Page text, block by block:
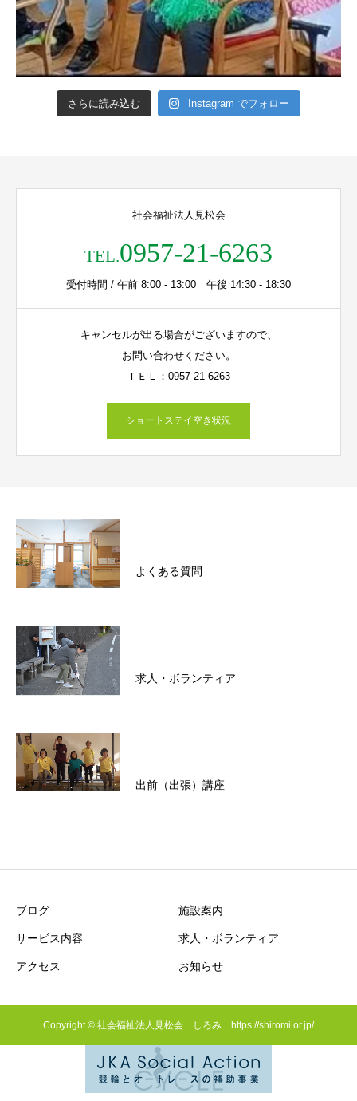
さらに読み込む Instagram でフォロー
社会福祉法人見松会
TEL.0957-21-6263
受付時間 / 午前 8:00 - 13:00 午後 14:30 - 18:30
キャンセルが出る場合がございますので、
お問い合わせください。
ＴＥＬ：0957-21-6263
ショートステイ空き状況
よくある質問
求人・ボランティア
出前（出張）講座
ブログ 施設案内
サービス内容 求人・ボランティア
アクセス お知らせ
Copyright © 社会福祉法人見松会 しろみ https://shiromi.or.jp/